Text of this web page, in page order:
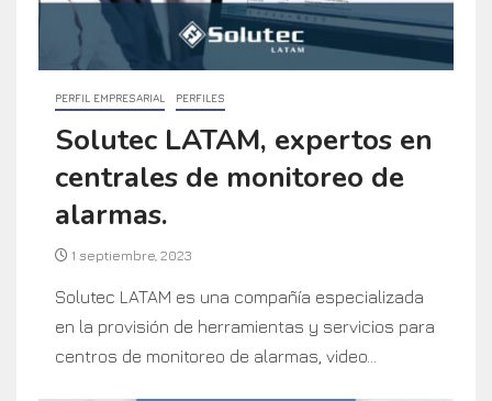
PERFIL EMPRESARIAL PERFILES
Solutec LATAM, expertos en
centrales de monitoreo de
alarmas.
1 septiembre, 2023
Solutec LATAM es una compañía especializada
en la provisión de herramientas y servicios para
centros de monitoreo de alarmas, video...